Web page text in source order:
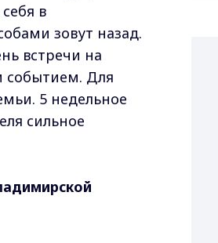
в
зовут назад.
встречи на
событием. Для
5 недельное
сильное